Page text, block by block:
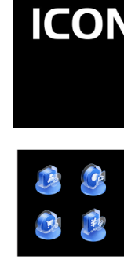
Crypto加密数字
04-14
Cryptocurrency
酒店预订app ui
Management